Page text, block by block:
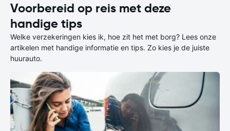
Voorbereid op reis met deze
handige tips
Welke verzekeringen kies ik, hoe zit het met borg? Lees onze
artikelen met handige informatie en tips. Zo kies je de juiste
huurauto.